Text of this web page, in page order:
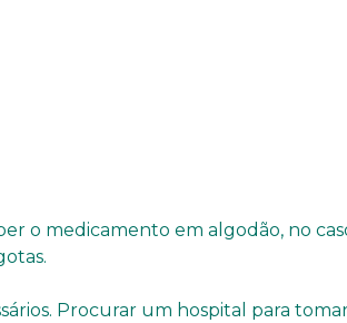
o medicamento em algodão, no
Procurar um hospital para